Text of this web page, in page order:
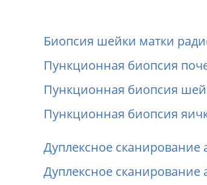
Биопсия шейки матки
Пункционная биопсия
Пункционная биопсия
Пункционная биопсия
Дуплексное сканирование
Дуплексное